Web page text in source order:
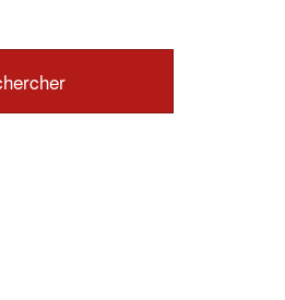
Vous êtes un